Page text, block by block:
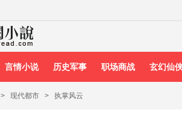
言情小说 历史军事 职场商战 玄幻仙
> 现代都市 > 执掌风云